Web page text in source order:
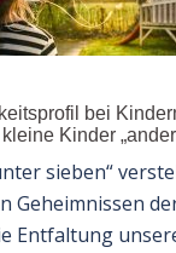
bei
Kinder
sieben“
Geheimnissen
Entfaltung